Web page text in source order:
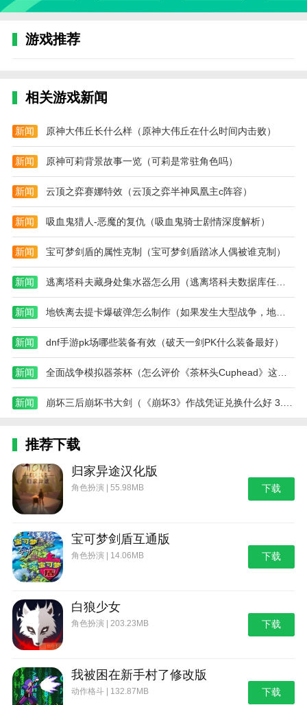
stellarium破解版函数
1.用户可以缩放查询具体的天文情况，stellarium破解版
友，快来找你喜欢的美好内容吧。
学习。这个辅助工具是专门为那些天文爱好者设计的。
stellarium破解版亮点
1.星表完整，stellarium破解版包含60多万个行星星表。
你需要了解天文学的所有知识。
2.内容丰富。可查询的天文内容包括人造卫星、国际空
间站等类型。
3.真实还原:整个宇宙真实还原，你可以体验沉浸式学习
的乐趣。
游戏推荐
相关游戏新闻
新闻 原神大伟丘长什么样（原神大伟丘在什么时间内击败）
新闻 原神可莉背景故事一览（可莉是常驻角色吗）
新闻 云顶之弈赛娜特效（云顶之弈半神凤凰主c阵容）
新闻 吸血鬼猎人-恶魔的复仇（吸血鬼骑士剧情深度解析）
新闻 宝可梦剑盾的属性克制（宝可梦剑盾踏冰人偶被谁克制）
新闻 逃离塔科夫藏身处集水器怎么用（逃离塔科夫数据库任务2攻略）
新闻 地铁离去提卡爆破弹怎么制作（如果发生大型战争，地铁站可以做防空洞吗）
新闻 dnf手游pk场哪些装备有效（破天一剑PK什么装备最好）
新闻 全面战争模拟器茶杯（怎么评价《茶杯头Cuphead》这款游戏）
新闻
推荐下载
归家异途汉化版
角色扮演 | 55.98MB 下载
宝可梦剑盾互通版
角色扮演 | 14.06MB 下载
白狼少女
角色扮演 | 203.23MB 下载
我被困在新手村了修改版
动作格斗 | 132.87MB 下载